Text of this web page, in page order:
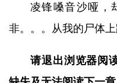
凌锋嗓音沙哑，
非。。。从我的尸体
请退出浏览器阅